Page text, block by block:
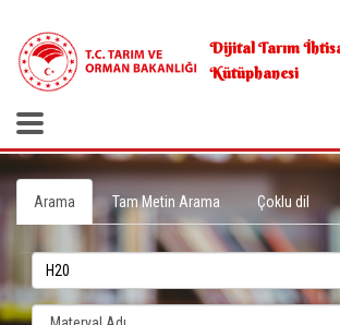
Dijital Tarım
Kütüphanesi
Arama Tam Metin Arama Çoklu dil